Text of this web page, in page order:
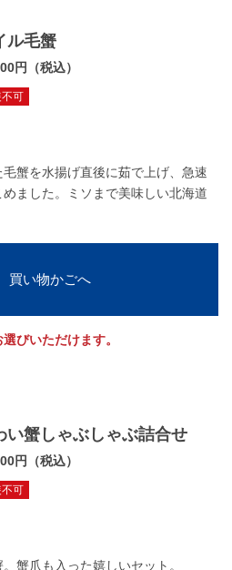
ル毛蟹
円（税込）
可
蟹を水揚げ直後に茹で上げ、急速
ました。ミソまで美味しい北海道
買い物かごへ
びいただけます。
い蟹しゃぶしゃぶ詰合せ
円（税込）
可
蟹爪も入った嬉しいセット。